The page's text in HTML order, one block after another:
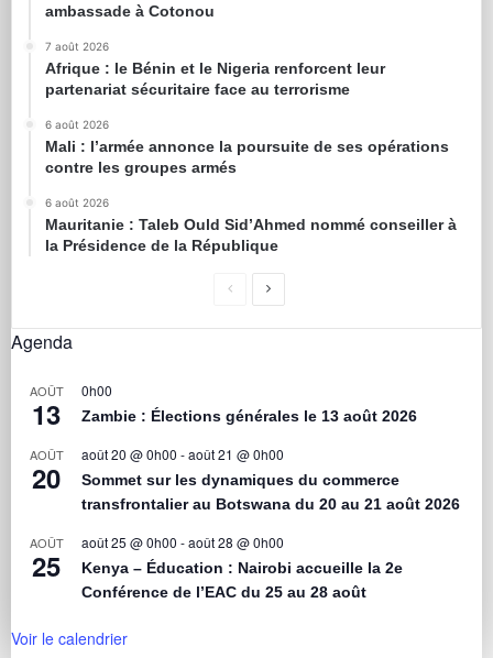
ambassade à Cotonou
7 août 2026
Afrique : le Bénin et le Nigeria renforcent leur
partenariat sécuritaire face au terrorisme
6 août 2026
Mali : l’armée annonce la poursuite de ses opérations
contre les groupes armés
6 août 2026
Mauritanie : Taleb Ould Sid’Ahmed nommé conseiller à
la Présidence de la République
Agenda
AOÛT
13
0h00
Zambie : Élections générales le 13 août 2026
AOÛT
20
août 20 @ 0h00 -août 21 @ 0h00
Sommet sur les dynamiques du commerce
transfrontalier au Botswana du 20 au 21 août 2026
AOÛT
25
août 25 @ 0h00 -août 28 @ 0h00
Kenya – Éducation : Nairobi accueille la 2e
Conférence de l’EAC du 25 au 28 août
Voir le calendrier